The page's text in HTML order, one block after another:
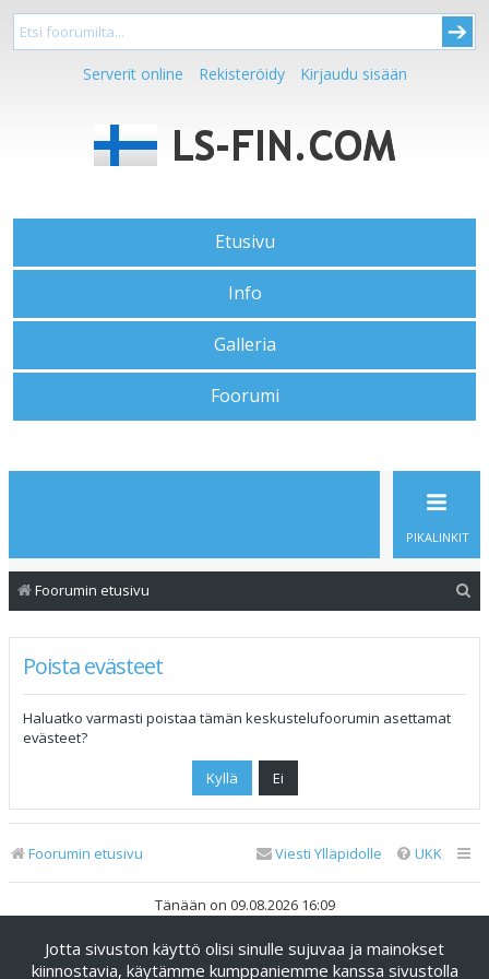
Serverit online Rekisteröidy Kirjaudu sisään
Etusivu
Info
Galleria
Foorumi
PIKALINKIT
Foorumin etusivu
Poista evästeet
Haluatko varmasti poistaa tämän keskustelufoorumin asettamat
evästeet?
Foorumin etusivu UKK
Viesti Ylläpidolle
Tänään on 09.08.2026 16:09
Keskustelufoorumin ohjelmistophpBB® Forum Software ©
phpBB Limited
Jotta sivuston käyttö olisi sinulle sujuvaa ja mainokset
kiinnostavia, käytämme kumppaniemme kanssa sivustolla